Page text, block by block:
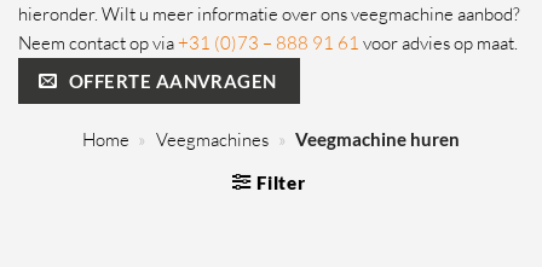
hieronder. Wilt u meer informatie over ons veegmachine aanbod?
Neem contact op via+31 (0)73 – 888 91 61 voor advies op maat.
OFFERTE AANVRAGEN
Home » Veegmachines » Veegmachine huren
Filter